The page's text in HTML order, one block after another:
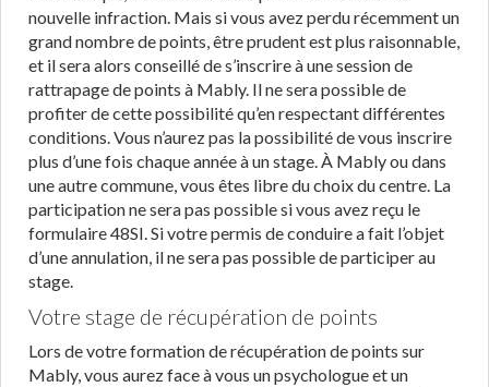
nouvelle infraction. Mais si vous avez perdu récemment un
grand nombre de points, être prudent est plus raisonnable,
et il sera alors conseillé de s’inscrire à une session de
rattrapage de points à Mably. Il ne sera possible de
profiter de cette possibilité qu’en respectant différentes
conditions. Vous n’aurez pas la possibilité de vous inscrire
plus d’une fois chaque année à un stage. À Mably ou dans
une autre commune, vous êtes libre du choix du centre. La
participation ne sera pas possible si vous avez reçu le
formulaire 48SI. Si votre permis de conduire a fait l’objet
d’une annulation, il ne sera pas possible de participer au
stage.
Votre stage de récupération de points
Lors de votre formation de récupération de points sur
Mably, vous aurez face à vous un psychologue et un